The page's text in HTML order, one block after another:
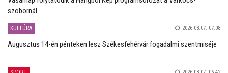
szobornál
KULTÚRA 2026.08.07. 07:08
Augusztus 14-én pénteken lesz Székesfehérvár fogadalmi szentmiséje